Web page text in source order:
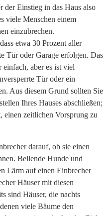
der Einstieg in das Haus also
viele Menschen einem
einzubrechen.
etwa 30 Prozent aller
Tür oder Garage erfolgen. Das
einfach, aber es ist viel
Tür oder ein
Aus diesem Grund sollten Sie
Ihres Hauses abschließen;
einen zeitlichen Vorsprung zu
darauf, ob sie einen
Bellende Hunde und
Lärm auf einen Einbrecher
Häuser mit diesen
sind Häuser, die nachts
viele Bäume den